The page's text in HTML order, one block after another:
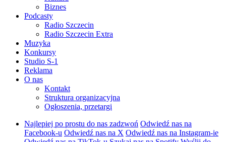
Biznes
Podcasty
Radio Szczecin
Radio Szczecin Extra
Muzyka
Konkursy
Studio S-1
Reklama
O nas
Kontakt
Struktura organizacyjna
Ogłoszenia, przetargi
Najlepiej po prostu do nas zadzwoń Odwiedź nas na
Facebook-u Odwiedź nas na X Odwiedź nas na Instagram-ie